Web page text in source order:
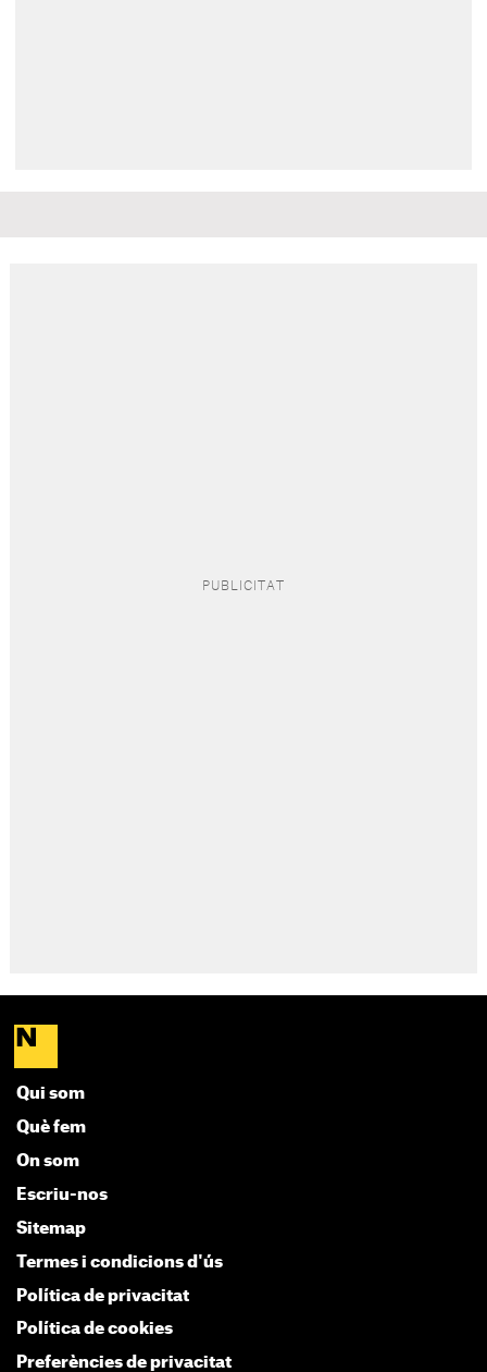
Qui som
Què fem
On som
Escriu-nos
Sitemap
Termes i condicions d'ús
Política de privacitat
Política de cookies
Preferències de privacitat